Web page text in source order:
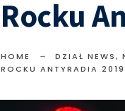
Rocku
HOME DZIAŁ NEWS,
ROCKU ANTYRADIA